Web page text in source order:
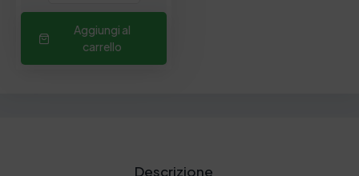
Aggiungi al
carrello
Descrizione